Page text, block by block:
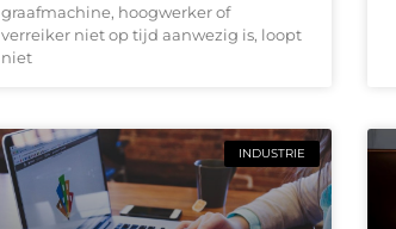
graafmachine, hoogwerker of
verreiker niet op tijd aanwezig is, loopt
niet
INDUSTRIE